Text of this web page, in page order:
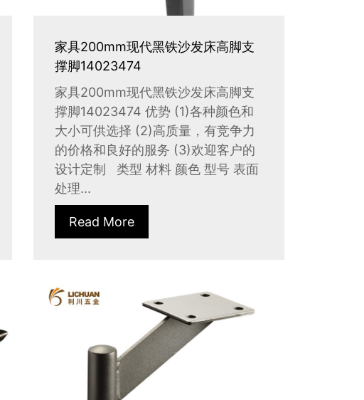
家具200mm现代黑铁沙发床高脚支
撑脚14023474
家具200mm现代黑铁沙发床高脚支
撑脚14023474 优势 (1)各种颜色和
大小可供选择 (2)高质量，有竞争力
的价格和良好的服务 (3)欢迎客户的
设计定制 类型 材料 颜色 型号 表面
处理...
Read More